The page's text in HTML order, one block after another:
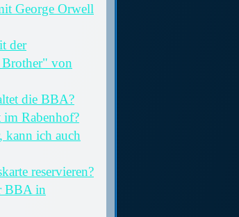
George Orwell
der
Brother" von
die BBA?
im Rabenhof?
kann ich auch
reservieren?
BBA in